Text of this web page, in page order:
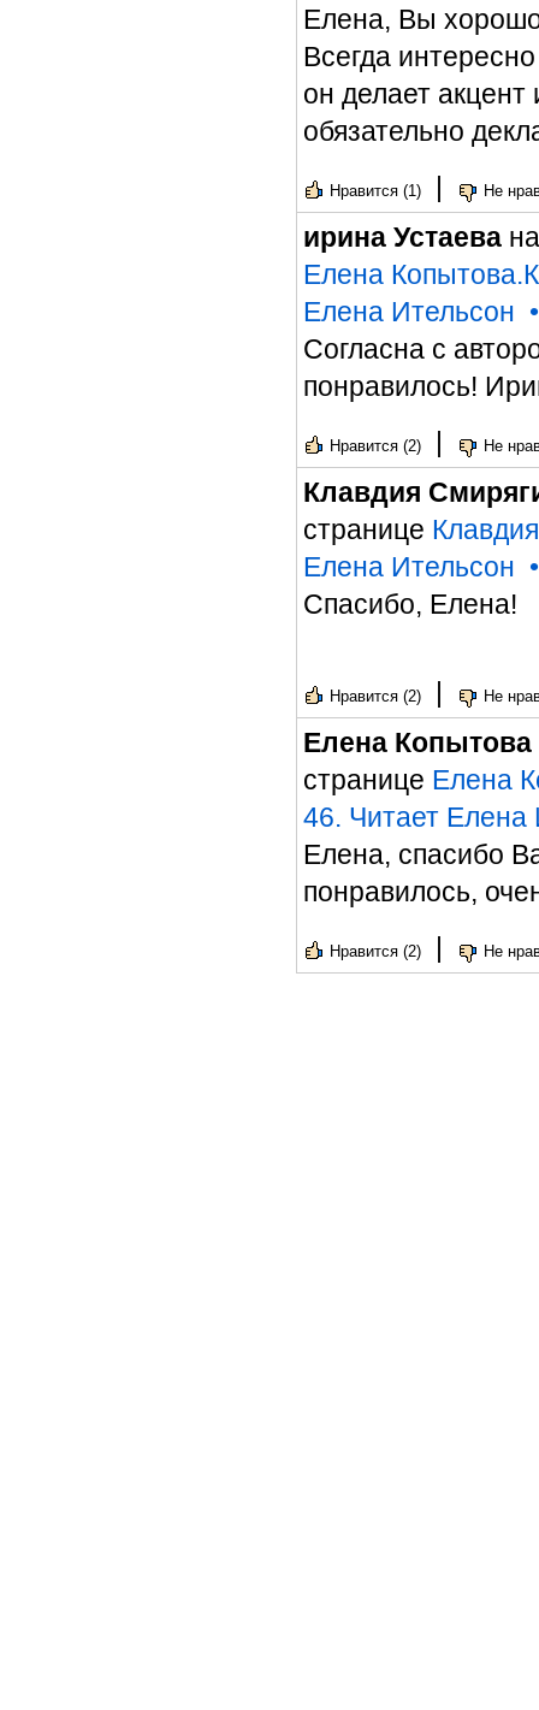
Елена, Вы
Всегда
он делает акцент
обязательно
Нравится (1) | Не
ирина Устаева
Елена
Елена Ительсон
Согласна с
понравилось!
Нравится (2) | Не
Клавдия
странице
Елена Ительсон
Спасибо, Елена!
Нравится (2) | Не
Елена Копытова
странице Елена
46. Читает Елена
Елена, спасибо
понравилось,
Нравится (2) | Не